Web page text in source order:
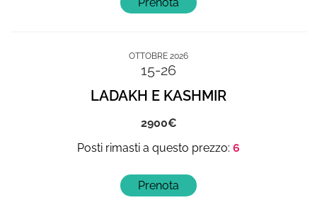
OTTOBRE 2026
15-26
LADAKH E KASHMIR
2900
6